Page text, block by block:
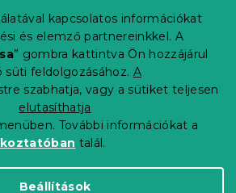
kapcsolatos információkat
és elemző partnereinkkel. A
” gombra kattintva Ön hozzájárul
feldolgozásához. A
szabhatja, vagy a sütiket teljesen
elutasíthatja
További információkat a
talál.
Beállítások
feltételek